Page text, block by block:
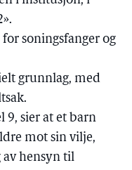
soningsfanger og
grunnlag, med
9, sier at et barn
mot sin vilje,
hensyn til